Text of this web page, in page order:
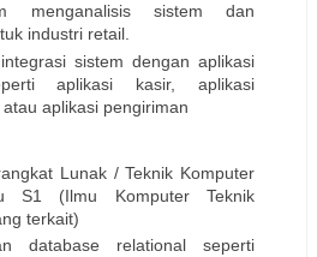
menganalisis sistem dan
industri retail.
sistem dengan aplikasi
aplikasi kasir, aplikasi
aplikasi pengiriman
Lunak / Teknik Komputer
S1 (Ilmu Komputer Teknik
terkait)
database relational seperti